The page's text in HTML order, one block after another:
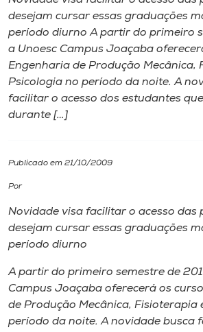
A
Internacionalização
Cultura
Biblioteca
desejam cursar essas graduações
período diurno A partir do primeiro
a Unoesc Campus Joaçaba
Engenharia de Produção Mecânica,
Psicologia no período da noite. A
facilitar o acesso dos estudantes
durante […]
Publicado em 21/10/2009
Por
Novidade visa facilitar o acesso das
desejam cursar essas graduações
período diurno
A partir do primeiro semestre de
Campus Joaçaba oferecerá os
de Produção Mecânica, Fisioterapia
período da noite. A novidade busca